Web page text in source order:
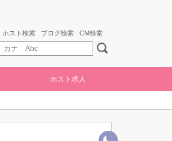
ホスト検索 ブログ検索 CM検索
ホスト求人